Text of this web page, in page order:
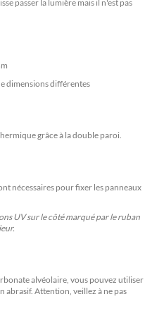
passer la lumière mais il n'est pas
dimensions différentes
grâce à la double paroi.
nécessaires pour fixer les panneaux
UV sur le côté marqué par le ruban
alvéolaire, vous pouvez utiliser
Attention, veillez à ne pas